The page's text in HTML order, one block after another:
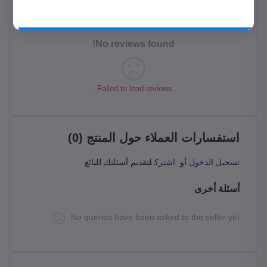
No reviews found!
Failed to load reviews.
استفسارات العملاء حول المنتج (0)
تسجيل الدخول أو اشترك لتقديم أسئلتك للبائع
أسئلة أخرى
No queries have been asked to the seller yet
حمل التطبيق